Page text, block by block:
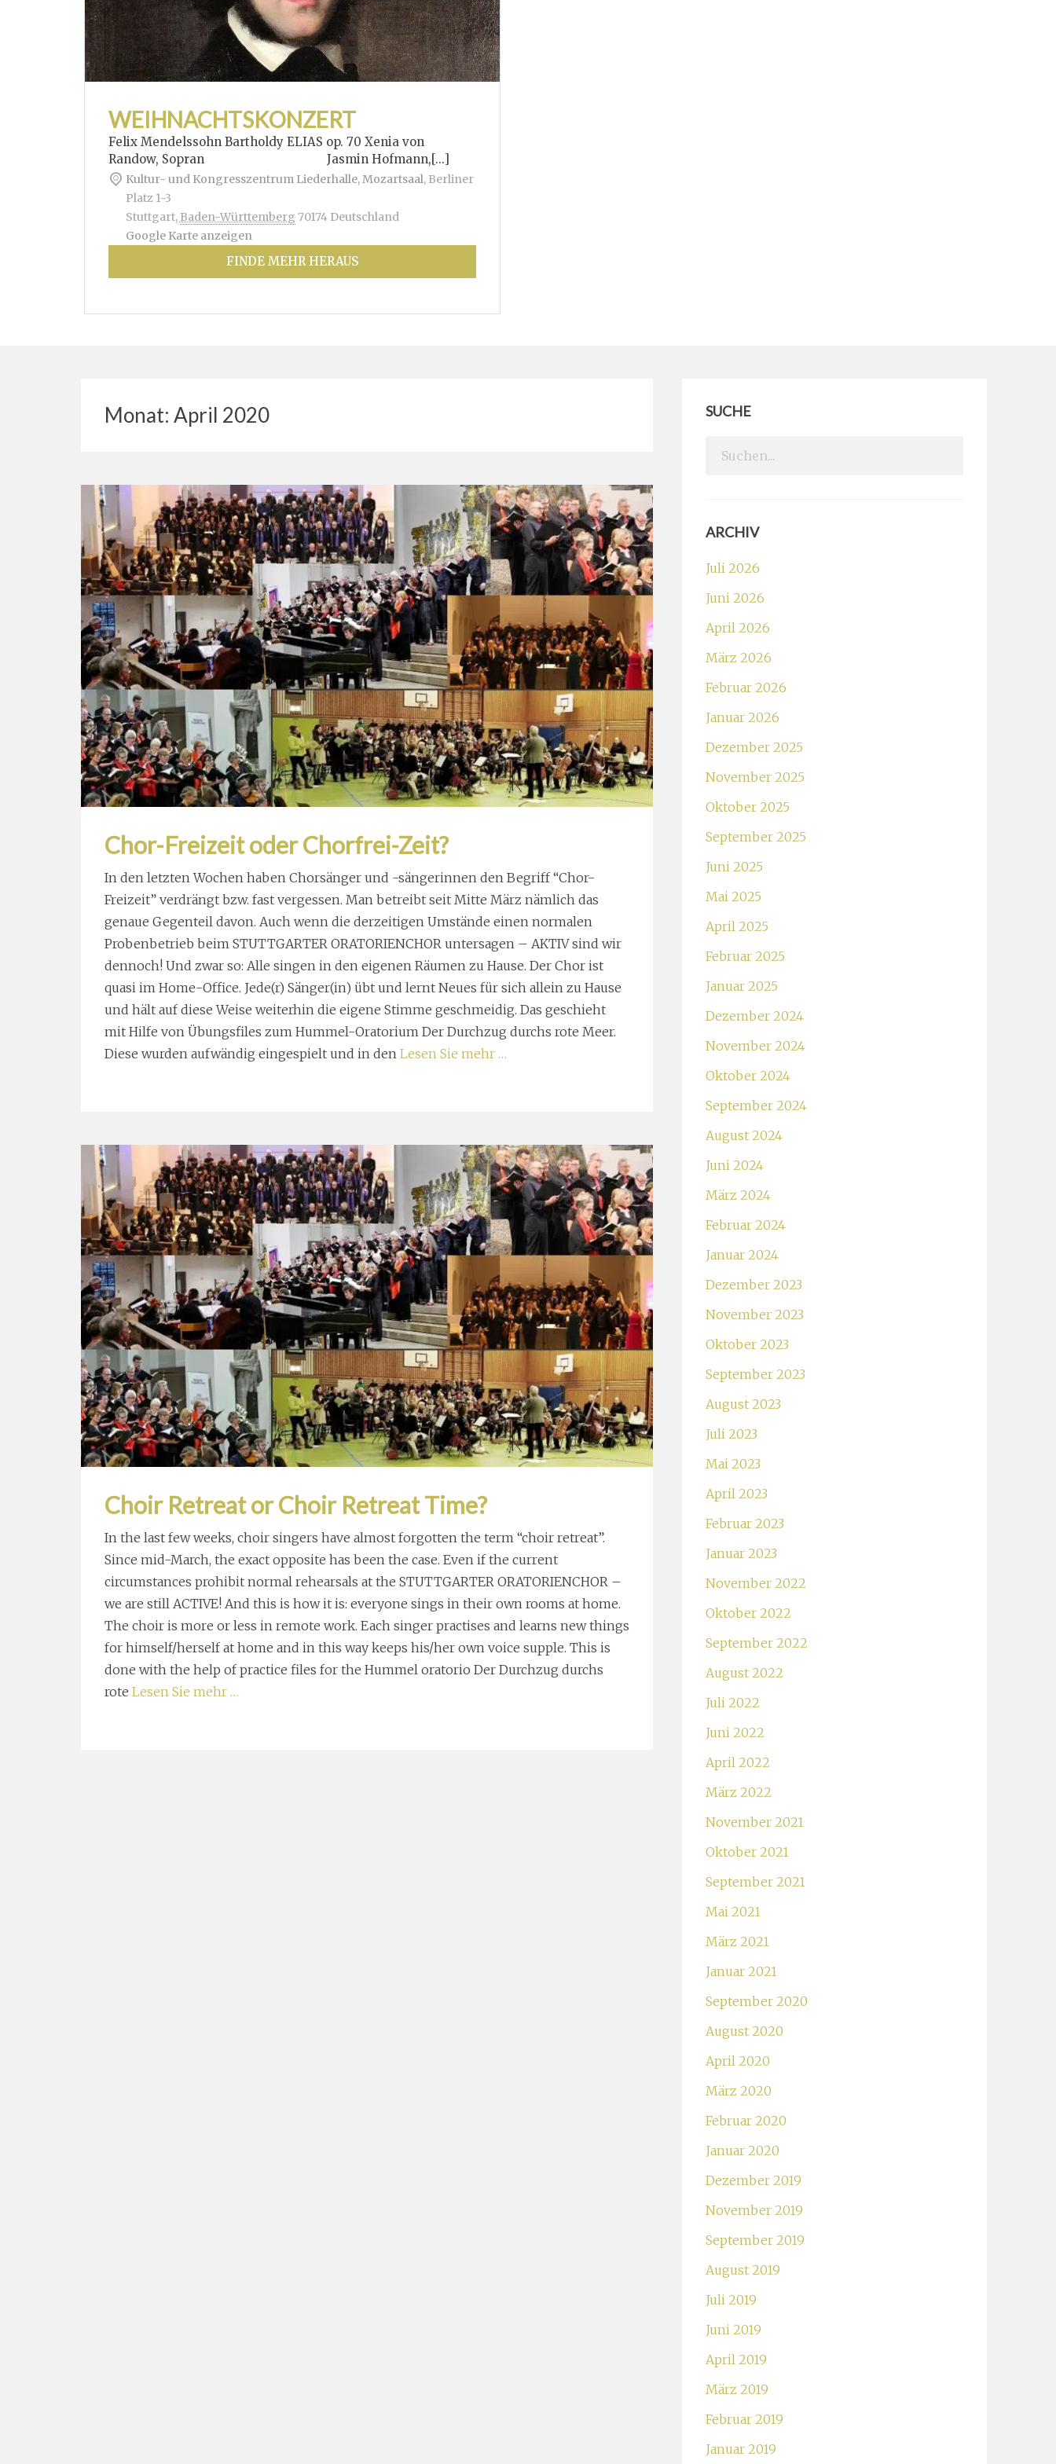
WEIHNACHTSKONZERT
Felix Mendelssohn Bartholdy ELIAS op. 70 Xenia von
Randow, Sopran Jasmin Hofmann,[...]
Kultur- und Kongresszentrum Liederhalle, Mozartsaal, Berliner
Platz 1-3
Stuttgart, Baden-Württemberg 70174 Deutschland
Google Karte anzeigen
FINDE MEHR HERAUS
Monat: April 2020
Chor-Freizeit oder Chorfrei-Zeit?
In den letzten Wochen haben Chorsänger und -sängerinnen den Begriff “Chor-
Freizeit” verdrängt bzw. fast vergessen. Man betreibt seit Mitte März nämlich das
genaue Gegenteil davon. Auch wenn die derzeitigen Umstände einen normalen
Probenbetrieb beim STUTTGARTER ORATORIENCHOR untersagen – AKTIV sind wir
dennoch! Und zwar so: Alle singen in den eigenen Räumen zu Hause. Der Chor ist
quasi im Home-Office. Jede(r) Sänger(in) übt und lernt Neues für sich allein zu Hause
und hält auf diese Weise weiterhin die eigene Stimme geschmeidig. Das geschieht
mit Hilfe von Übungsfiles zum Hummel-Oratorium Der Durchzug durchs rote Meer.
Diese wurden aufwändig eingespielt und in den Lesen Sie mehr …
Choir Retreat or Choir Retreat Time?
In the last few weeks, choir singers have almost forgotten the term “choir retreat”.
Since mid-March, the exact opposite has been the case. Even if the current
circumstances prohibit normal rehearsals at the STUTTGARTER ORATORIENCHOR –
we are still ACTIVE! And this is how it is: everyone sings in their own rooms at home.
The choir is more or less in remote work. Each singer practises and learns new things
for himself/herself at home and in this way keeps his/her own voice supple. This is
done with the help of practice files for the Hummel oratorio Der Durchzug durchs
rote Lesen Sie mehr …
SUCHE
Search
ARCHIV
Juli 2026
Juni 2026
April 2026
März 2026
Februar 2026
Januar 2026
Dezember 2025
November 2025
Oktober 2025
September 2025
Juni 2025
Mai 2025
April 2025
Februar 2025
Januar 2025
Dezember 2024
November 2024
Oktober 2024
September 2024
August 2024
Juni 2024
März 2024
Februar 2024
Januar 2024
Dezember 2023
November 2023
Oktober 2023
September 2023
August 2023
Juli 2023
Mai 2023
April 2023
Februar 2023
Januar 2023
November 2022
Oktober 2022
September 2022
August 2022
Juli 2022
Juni 2022
April 2022
März 2022
November 2021
Oktober 2021
September 2021
Mai 2021
März 2021
Januar 2021
September 2020
August 2020
April 2020
März 2020
Februar 2020
Januar 2020
Dezember 2019
November 2019
September 2019
August 2019
Juli 2019
Juni 2019
April 2019
März 2019
Februar 2019
Januar 2019